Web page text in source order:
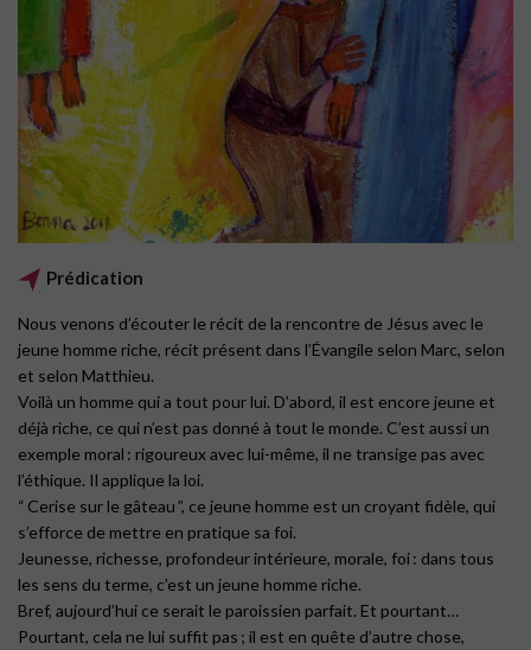
Prédication
Nous venons d’écouter le récit de la rencontre de Jésus avec le
jeune homme riche, récit présent dans l’Évangile selon Marc, selon
et selon Matthieu.
Voilà un homme qui a tout pour lui. D’abord, il est encore jeune et
déjà riche, ce qui n’est pas donné à tout le monde. C’est aussi un
exemple moral : rigoureux avec lui-même, il ne transige pas avec
l’éthique. Il applique la loi.
“ Cerise sur le gâteau ”, ce jeune homme est un croyant fidèle, qui
s’efforce de mettre en pratique sa foi.
Jeunesse, richesse, profondeur intérieure, morale, foi : dans tous
les sens du terme, c’est un jeune homme riche.
Bref, aujourd’hui ce serait le paroissien parfait. Et pourtant…
Pourtant, cela ne lui suffit pas ; il est en quête d’autre chose,